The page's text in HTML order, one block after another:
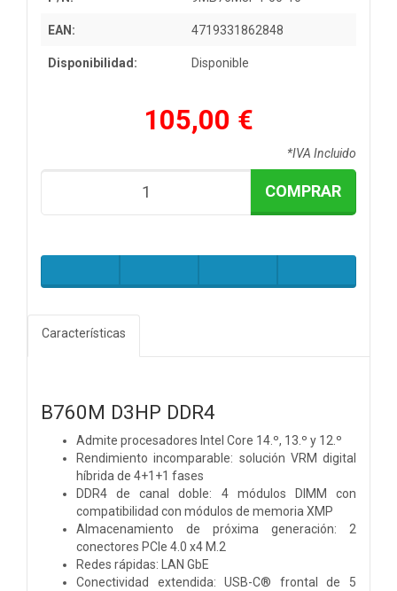
EAN: 4719331862848
Disponibilidad: Disponible
105,00 €
*IVA Incluido
COMPRAR
Características
B760M D3HP DDR4
Admite procesadores Intel Core 14.º, 13.º y 12.º
Rendimiento incomparable: solución VRM digital
híbrida de 4+1+1 fases
DDR4 de canal doble: 4 módulos DIMM con
compatibilidad con módulos de memoria XMP
Almacenamiento de próxima generación: 2
conectores PCIe 4.0 x4 M.2
Redes rápidas: LAN GbE
Conectividad extendida: USB-C® frontal de 5